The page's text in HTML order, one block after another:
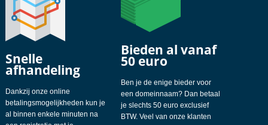
Snelle
afhandeling
Dankzij onze online
betalingsmogelijkheden kun je
al binnen enkele minuten na
Bieden al vanaf
50 euro
Ben je de enige bieder voor
een domeinnaam? Dan betaal
je slechts 50 euro exclusief
BTW. Veel van onze klanten